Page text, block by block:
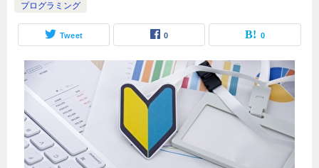
プログラミング
Tweet 0 0